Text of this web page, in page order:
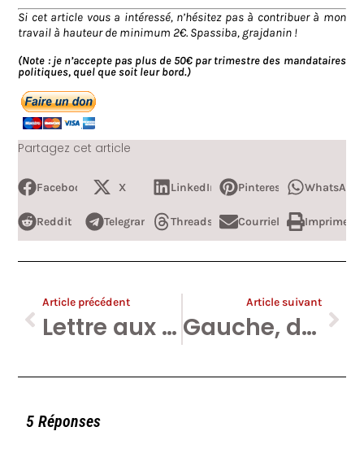
Partagez cet article
Si cet article vous a intéressé, n’hésitez pas à contribuer à mon
travail à hauteur de minimum 2€. Spassiba, grajdanin !
(Note : je n’accepte pas plus de 50€ par trimestre des mandataires
politiques, quel que soit leur bord.)
Facebook X LinkedIn Pinterest WhatsApp
Reddit Telegram Threads Courriel Imprimer
Article précédent
Lettre aux fans d’une tête de bite (titre à prendre au second degré).
Article suivant
Gauche, droite, et le parti Islam charia les idiots utiles.
5 Réponses